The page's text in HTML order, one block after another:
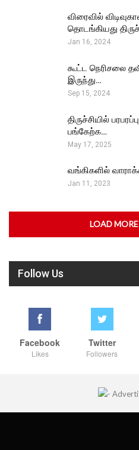
விரைவில்
தொடங்கியது
Jan 16, 2024
கூட்ட நெரிசலை
இருந்து…
Sep 15, 2024
திருச்சியில்
பங்கேற்க…
May 17, 2025
வங்கிகளில்
Jan 11, 2023
LOAD
Follow Us
Facebook
Likes
Twitter
Followers